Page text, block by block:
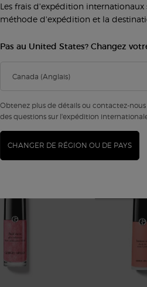
CONÇU PAR LES
professionnels - que
Les frais d'expédition internationaux
méthode d'expédition et la
Pas au United States? Changez
Obtenez plus de détails ou contactez-nous
des questions sur l'expédition
CHANGER DE RÉGION OU DE PAYS